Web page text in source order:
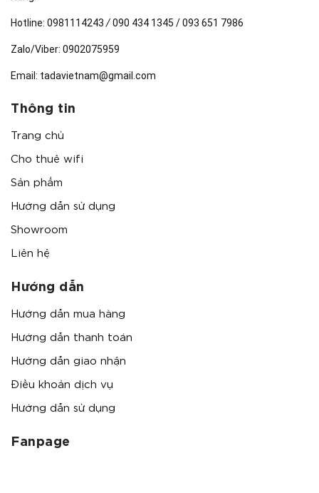
Hotline: 0981114243 /090 434 1345 / 093 651 7986
Zalo/Viber: 0902075959
Email: tadavietnam@gmail.com
Thông tin
Trang chủ
Cho thuê wifi
Sản phẩm
Hướng dẫn sử dụng
Showroom
Liên hệ
Hướng dẫn
Hướng dẫn mua hàng
Hướng dẫn thanh toán
Hướng dẫn giao nhận
Điều khoản dịch vụ
Hướng dẫn sử dụng
Fanpage